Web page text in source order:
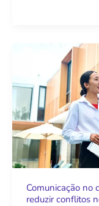
Comunicação no
reduzir conflitos
Comunicação
condomínio:
como
evitar
as
falhas
e
reduzir
conflitos